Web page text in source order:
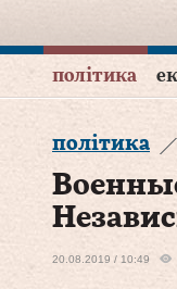
політика
політика
20.08.2019 / 10:49